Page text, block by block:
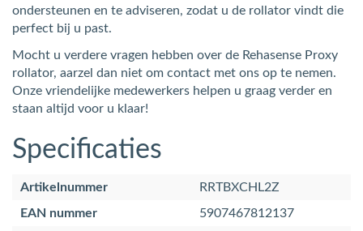
ondersteunen en te adviseren, zodat u de rollator vindt die
perfect bij u past.
Mocht u verdere vragen hebben over de Rehasense Proxy
rollator, aarzel dan niet om contact met ons op te nemen.
Onze vriendelijke medewerkers helpen u graag verder en
staan altijd voor u klaar!
Specificaties
Artikelnummer
RRTBXCHL2Z
EAN nummer
5907467812137